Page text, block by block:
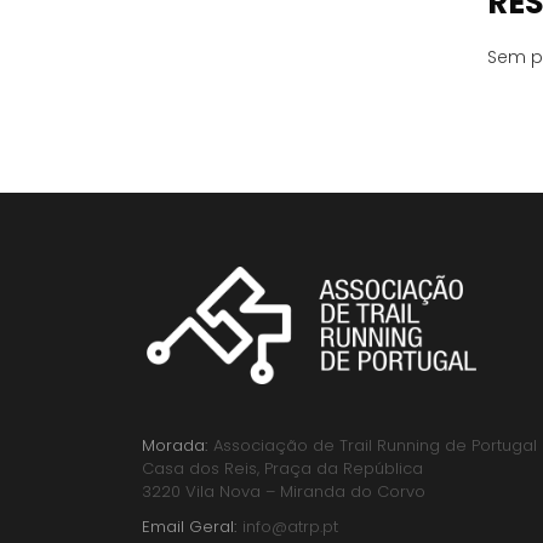
Sem
Morada: Associação de Trail Running de Portugal
Casa dos Reis, Praça da República
3220 Vila Nova – Miranda do Corvo
Email Geral: info@atrp.pt